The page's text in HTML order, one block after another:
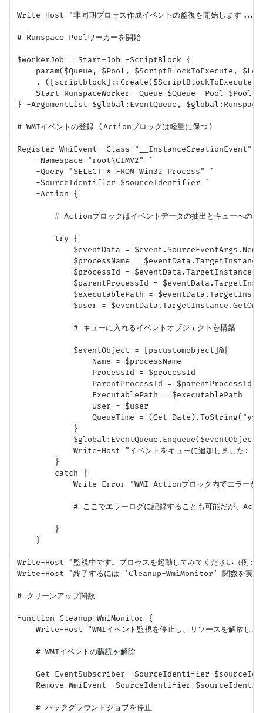
Write-Host "非同期プロセス作成イベントの監視を開始しま
# Runspace Poolワーカーを開始
$workerJob = Start-Job -ScriptBlock {
param($Queue, $Pool, $ScriptBlockToExecute,
.
Start-RunspaceWorker -Queue $Queue -Pool $Pool
} -ArgumentList $global:EventQueue,
# WMIイベントの登録 (Actionブロックは軽量に保つ)
Register-WmiEvent -Class "__InstanceCreationEvent" `
    -Namespace "root\CIMV2" `
    -Query "SELECT * FROM Win32_Process" `
    -SourceIdentifier $sourceIdentifier `
    -Action {
# Actionブロックはイベントデータの抽出とキューへの追
        try {
$eventData =
$processName =
$processId =
$parentProcessId =
$executablePath =
$user =
            # キューに入れるイベントオブジェクトを構築
            $eventObject = [pscustomobject]@{
                Name = $processName
                ProcessId = $processId
                ParentProcessId = $parentProcessId
                ExecutablePath = $executablePath
                User = $user
QueueTime = (Get-
            }
            $global:EventQueue.Enqueue($eventObject)
Write-Host "イベントをキューに追加しまし
        }
        catch {
Write-Error "WMI Actionブロック内でエラー
# ここでエラーログに記録することも可能だが、
        }
    }
Write-Host "監視中です。プロセスを起動してみてください（
Write-Host "終了するには 'Cleanup-WmiMonitor' 関数を実
# クリーンアップ関数
function Cleanup-WmiMonitor {
Write-Host "WMIイベント監視を停止し、リソースを解放
    # WMIイベントの購読を解除
Get-EventSubscriber -SourceIdentifier
Remove-WmiEvent -SourceIdentifier
    # バックグラウンドジョブを停止